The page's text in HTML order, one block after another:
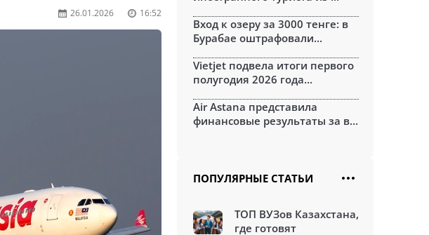
26.01.2026 16:52
Вход к озеру за 3000 тенге: в
Бурабае оштрафовали...
Vietjet подвела итоги первого
полугодия 2026 года...
Air Astana представила
финансовые результаты за в...
ПОПУЛЯРНЫЕ СТАТЬИ
ТОП ВУЗов Казахстана,
где готовят